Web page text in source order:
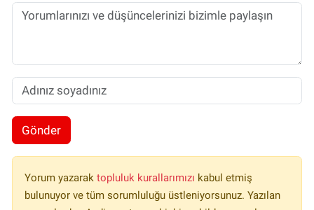
Gönder
Yorum yazarak topluluk kurallarımızı kabul etmiş
bulunuyor ve tüm sorumluluğu üstleniyorsunuz. Yazılan